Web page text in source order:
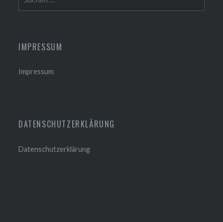
nach:
IMPRESSUM
Impressum
DATENSCHUTZERKLÄRUNG
Datenschutzerklärung